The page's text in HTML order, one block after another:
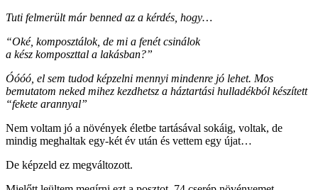
Tuti felmerült már benned az a kérdés, hogy…
“Oké, komposztálok, de mi a fenét csinálok
a kész komposzttal a lakásban?”
Óóóó, el sem tudod képzelni mennyi mindenre jó lehet. Mos
bemutatom neked mihez kezdhetsz a háztartási hulladékból készített
“fekete arannyal”
Nem voltam jó a növények életbe tartásával sokáig, voltak, de
mindig meghaltak egy-két év után és vettem egy újat…
De képzeld ez megváltozott.